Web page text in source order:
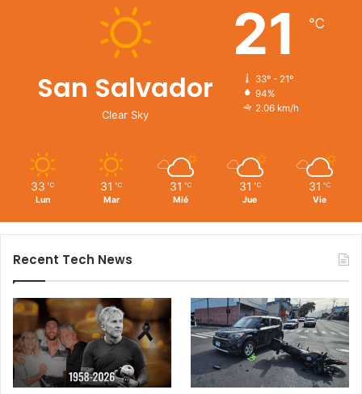
San Salvador
Clear Sky
21 ℃
33º - 21º
94%
2.06 km/h
33 ℃
Lun
31 ℃
Mar
31 ℃
Mié
31 ℃
Jue
31 ℃
Vie
Recent Tech News